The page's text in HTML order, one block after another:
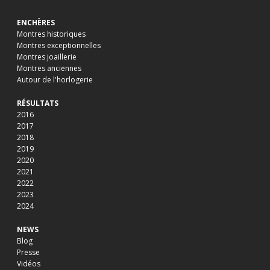
ENCHÈRES
Montres historiques
Montres exceptionnelles
Montres joaillerie
Montres anciennes
Autour de l'horlogerie
RÉSULTATS
2016
2017
2018
2019
2020
2021
2022
2023
2024
NEWS
Blog
Presse
Vidéos